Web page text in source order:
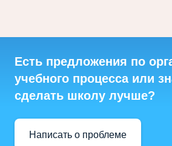
Есть предложения по
учебного процесса или
сделать школу лучше?
Написать о проблеме